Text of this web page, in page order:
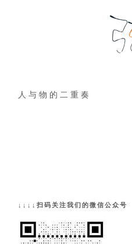
人 与 物 的 二 重 奏
↓↓↓↓扫码关注我们的微信公众号